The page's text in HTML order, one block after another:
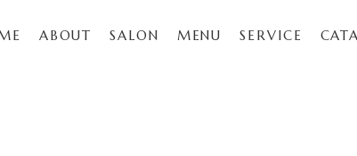
ABOUT SALON MENU SERVICE